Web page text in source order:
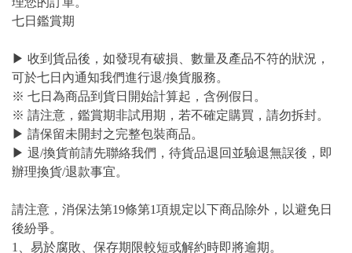
七日鑑賞期
▶ 收到貨品後，如發現有破損、數量及產品不符的狀況，
可於七日內通知我們進行退/換貨服務。
※ 七日為商品到貨日開始計算起，含例假日。
※ 請注意，鑑賞期非試用期，若不確定購買，請勿拆封。
▶ 請保留未開封之完整包裝商品。
▶ 退/換貨前請先聯絡我們，待貨品退回並驗退無誤後，即
辦理換貨/退款事宜。
請注意，消保法第19條第1項規定以下商品除外，以避免日
後紛爭。
1、易於腐敗、保存期限較短或解約時即將逾期。